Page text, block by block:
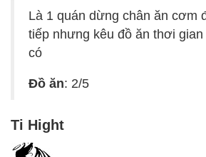
Là 1 quán dừng chân ăn cơm
tiếp nhưng kêu đồ ăn thơi
có
Đồ ăn: 2/5
Ti Hight